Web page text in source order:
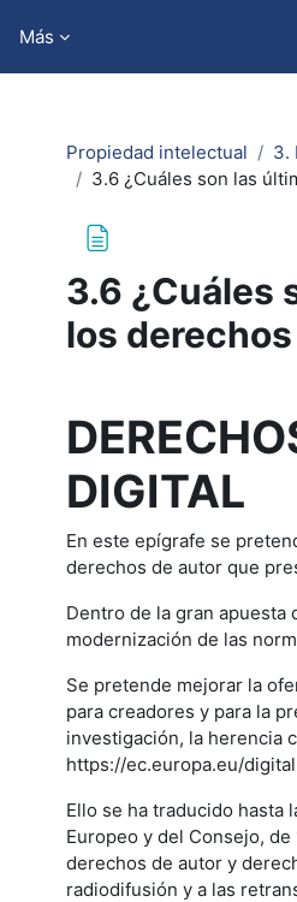
Más
Propiedad intelectual
3.
3.6 ¿Cuáles son las
3.6 ¿Cuáles
los
DIGITAL
En este epígrafe se
derechos de autor que
Dentro de la gran apuesta
modernización de las
Se pretende mejorar la
para creadores y para la
investigación, la herencia
https://ec.europa.eu/
Ello se ha traducido hasta
Europeo y del Consejo,
derechos de autor y
radiodifusión y a las